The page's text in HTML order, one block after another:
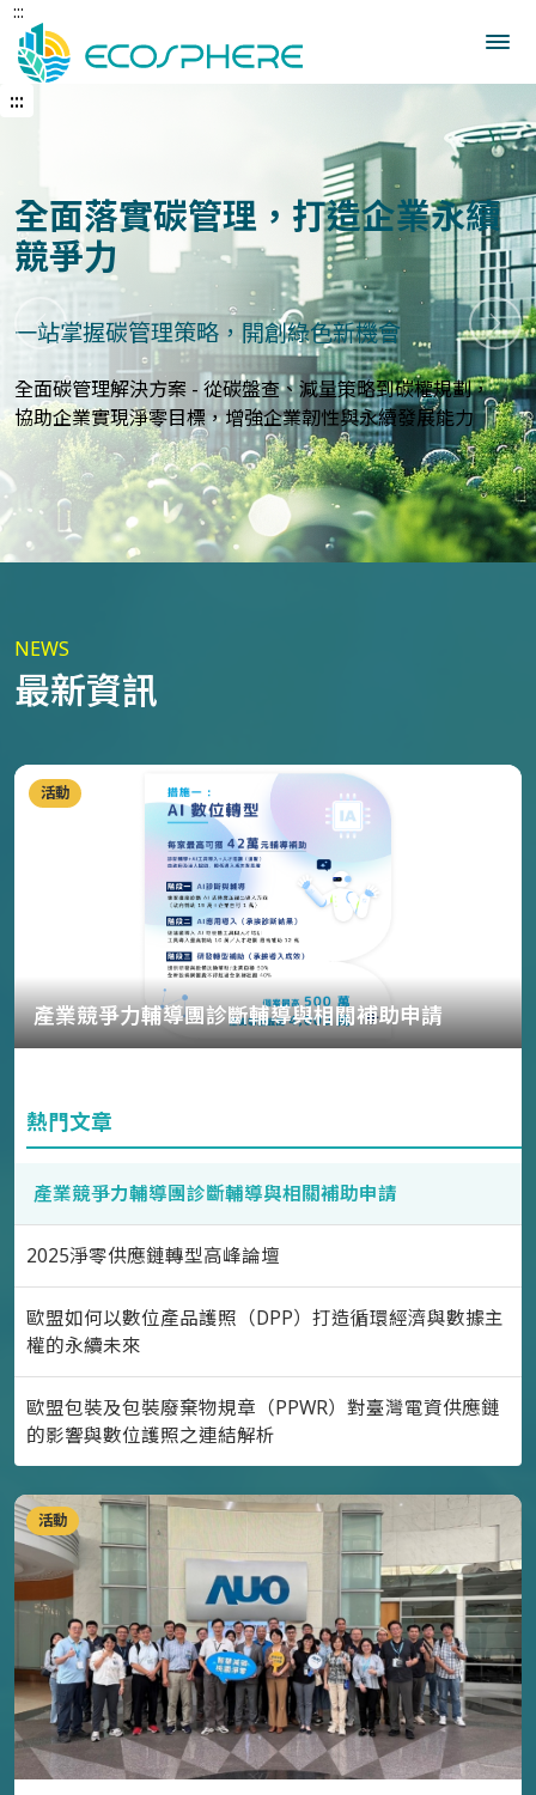
跳
到
中
內
:::
:::
建立企業永續發展藍圖
打造符合國際標準的永續報告與指標體系
永續報告與ESG評估服務 - 精準分析永續績效，規劃符合
GRI、
SASB等國際標準的報告策略，提升企業永續價值與形象
上一張 下一
NEWS
最新資訊
產業競爭力輔導團診斷輔導與相關補助申請
活動
熱門文章
產業競爭力輔導團診斷輔導與相關補助申請
2025淨零供應鏈轉型高峰論壇
歐盟如何以數位產品護照（DPP）打造循環經濟與數據主
權的永續未來
歐盟包裝及包裝廢棄物規章（PPWR）對臺灣電資供應鏈
的影響與數位護照之連結解析
活動